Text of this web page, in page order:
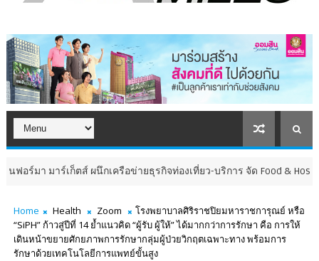
ตส์ ผนึกเครือข่ายธุรกิจท่องเที่ยว-บริการ จัด Food & Hospitality
Home Health Zoom
โรงพยาบาลศิริราชปิยมหาราชการุณย์ หรือ
“SiPH” ก้าวสู่ปีที่ 14 ย้ำแนวคิด “ผู้รับ ผู้ให้” ได้มากกว่าการรักษา คือ การให้
เดินหน้าขยายศักยภาพการรักษากลุ่มผู้ป่วยวิกฤตเฉพาะทาง พร้อมการ
รักษาด้วยเทคโนโลยีการแพทย์ขั้นสูง